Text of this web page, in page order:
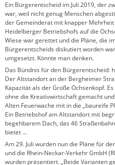
Ein Bürgerentscheid im Juli 2019, der
war, weil nicht genug Menschen
der Gemeinderat mit knapper
Heidelberger Betriebshofs auf die
Wiese war gerettet und die Pläne, die
Bürgerentscheids diskutiert worden
umgesetzt. Könnte man denken.
Das Bündnis für den Bürgerentscheid:
Der Altstandort an der Bergheimer
Kapazität als der Große Ochsenkopf.
ohne die Kreativwirtschaft gemacht
Alten Feuerwache mit in die „baureife
Ein Betriebshof am Altstandort mit
begehbarem Dach, das 46
bietet …
Am 29. Juli wurden nun die Pläne für
und die Rhein-Neckar-Verkehr GmbH
wurden präsentiert. „Beide Varianten